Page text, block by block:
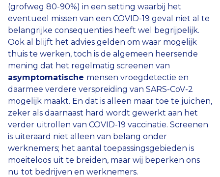
(grofweg 80-90%) in een setting waarbij het
eventueel missen van een COVID-19 geval niet al te
belangrijke consequenties heeft wel begrijpelijk.
Ook al blijft het advies gelden om waar mogelijk
thuis te werken, toch is de algemeen heersende
mening dat het regelmatig screenen van
asymptomatische mensen vroegdetectie en
daarmee verdere verspreiding van SARS-CoV-2
mogelijk maakt. En dat is alleen maar toe te juichen,
zeker als daarnaast hard wordt gewerkt aan het
verder uitrollen van COVID-19 vaccinatie. Screenen
is uiteraard niet alleen van belang onder
werknemers; het aantal toepassingsgebieden is
moeiteloos uit te breiden, maar wij beperken ons
nu tot bedrijven en werknemers.